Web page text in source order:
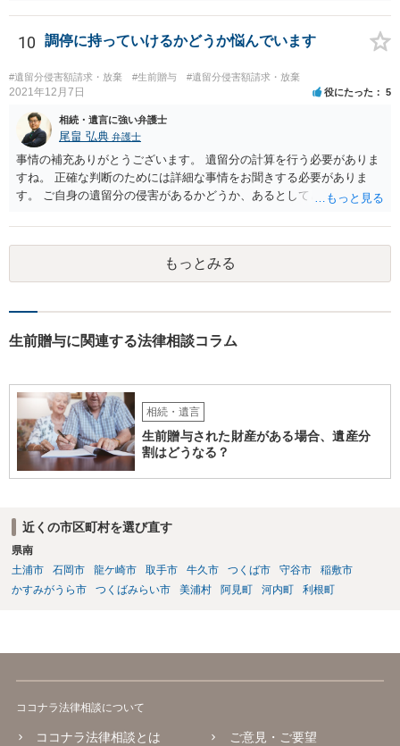
10 調停に持っていけるかどうか悩んでいます
#遺留分侵害額請求・放棄 #生前贈与 #遺留分侵害額請求・放棄
2021年12月7日 役にたった 5
相続・遺言に強い弁護士
尾畠 弘典 弁護士
事情の補充ありがとうございます。 遺留分の計算を行う必要がありま
すね。 正確な判断のためには詳細な事情をお聞きする必要がありま
す。 ご自身の遺留分の侵害があるかどうか、あるとしてどの程度の金
相談されるのが良いと思います。
もっとみる
生前贈与に関連する法律相談コラム
相続・遺言
生前贈与された財産がある場合、遺産分
割はどうなる？
近くの市区町村を選び直す
県南
土浦市
石岡市 龍ケ崎市 取手市 牛久市 つくば市 守谷市
稲敷市
かすみがうら市
つくばみらい市 美浦村 阿見町 河内町 利根町
ココナラ法律相談について
ココナラ法律相談とは ご意見・ご要望